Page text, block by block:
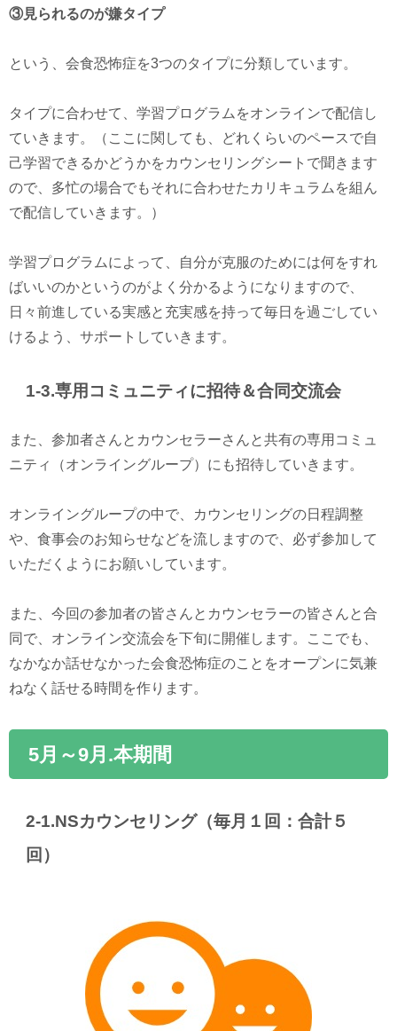
③見られるのが嫌タイプ
という、会食恐怖症を3つのタイプに分類しています。
タイプに合わせて、学習プログラムをオンラインで配信し
ていきます。（ここに関しても、どれくらいのペースで自
己学習できるかどうかをカウンセリングシートで聞きます
ので、多忙の場合でもそれに合わせたカリキュラムを組ん
で配信していきます。）
学習プログラムによって、自分が克服のためには何をすれ
ばいいのかというのがよく分かるようになりますので、
日々前進している実感と充実感を持って毎日を過ごしてい
けるよう、サポートしていきます。
1-3.専用コミュニティに招待＆合同交流会
また、参加者さんとカウンセラーさんと共有の専用コミュ
ニティ（オンライングループ）にも招待していきます。
オンライングループの中で、カウンセリングの日程調整
や、食事会のお知らせなどを流しますので、必ず参加して
いただくようにお願いしています。
また、今回の参加者の皆さんとカウンセラーの皆さんと合
同で、オンライン交流会を下旬に開催します。ここでも、
なかなか話せなかった会食恐怖症のことをオープンに気兼
ねなく話せる時間を作ります。
5月～9月.本期間
2-1.NSカウンセリング（毎月１回：合計５
回）